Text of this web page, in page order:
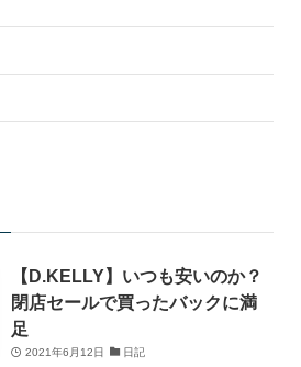
【D.KELLY】いつも安いのか？
閉店セールで買ったバックに満
足
2021年6月12日 日記